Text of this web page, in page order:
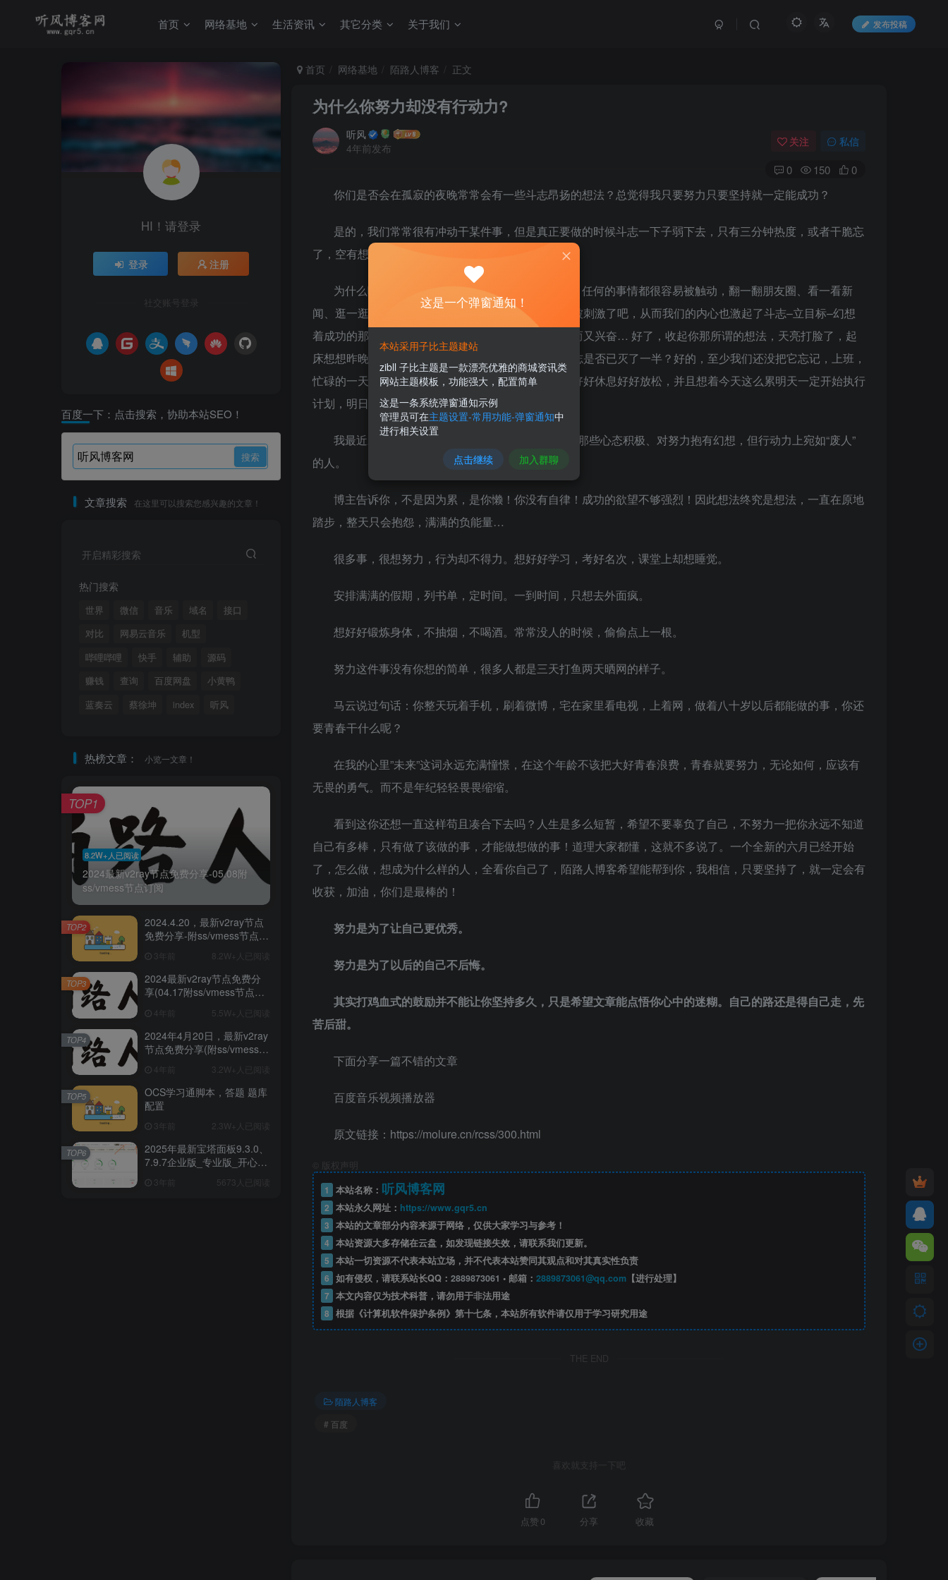
首页 网络基地 生活资讯 其它分类 关于我们 发布投稿
首页 网络基地 陌路人博客 正文
为什么你努力却没有行动力?
听风
4年前发布
关注 私信
0 150 0
你们是否会在孤寂的夜晚常常会有一些斗志昂扬的想法？总觉得我只要努力只要坚持就一定能成功？
是的，我们常常很有冲动干某件事，但是真正要做的时候斗志一下子弱下去，只有三分钟热度，或者干脆忘
了，空有想法，没什么行动力。
为什么呢？首先在晚上我们的思维是比较感性的，任何的事情都很容易被触动，翻一翻朋友圈、看一看新
闻、逛一逛微博，看到人家通过努力而有的一些成就被刺激了吧，从而我们的内心也激起了斗志–立目标–幻想
着成功的那一天，怀揣着激情澎湃的想法入睡，安稳而又兴奋… 好了，收起你那所谓的想法，天亮打脸了，起
床想想昨晚立的目标，是否感觉心有余而力不足？斗志是否已灭了一半？好的，至少我们还没把它忘记，上班，
忙碌的一天，拖着疲惫的身子回家，此刻的我们只想好好休息好好放松，并且想着今天这么累明天一定开始执行
计划，明日复明日，明日何其多？
我最近才听到“积极废人”这个网络词条。大意是说那些心态积极、对努力抱有幻想，但行动力上宛如“废人”
的人。
博主告诉你，不是因为累，是你懒！你没有自律！成功的欲望不够强烈！因此想法终究是想法，一直在原地
踏步，整天只会抱怨，满满的负能量…
很多事，很想努力，行为却不得力。想好好学习，考好名次，课堂上却想睡觉。
安排满满的假期，列书单，定时间。一到时间，只想去外面疯。
想好好锻炼身体，不抽烟，不喝酒。常常没人的时候，偷偷点上一根。
努力这件事没有你想的简单，很多人都是三天打鱼两天晒网的样子。
马云说过句话：你整天玩着手机，刷着微博，宅在家里看电视，上着网，做着八十岁以后都能做的事，你还
要青春干什么呢？
在我的心里”未来”这词永远充满憧憬，在这个年龄不该把大好青春浪费，青春就要努力，无论如何，应该有
无畏的勇气。而不是年纪轻轻畏畏缩缩。
看到这你还想一直这样苟且凑合下去吗？人生是多么短暂，希望不要辜负了自己，不努力一把你永远不知道
自己有多棒，只有做了该做的事，才能做想做的事！道理大家都懂，这就不多说了。一个全新的六月已经开始
了，怎么做，想成为什么样的人，全看你自己了，陌路人博客希望能帮到你，我相信，只要坚持了，就一定会有
收获，加油，你们是最棒的！
努力是为了让自己更优秀。
努力是为了以后的自己不后悔。
其实打鸡血式的鼓励并不能让你坚持多久，只是希望文章能点悟你心中的迷糊。自己的路还是得自己走，先
苦后甜。
下面分享一篇不错的文章
百度音乐视频播放器
原文链接：https://molure.cn/rcss/300.html
版权声明
1
本站名称： 听风博客网
2 本站永久网址： https://www.gqr5.cn
3 本站的文章部分内容来源于网络，仅供大家学习与参考！
4 本站资源大多存储在云盘，如发现链接失效，请联系我们更新。
5 本站一切资源不代表本站立场，并不代表本站赞同其观点和对其真实性负责
6 如有侵权，请联系站长QQ： 2889873061 • 邮箱： 2889873061@qq.com【进行处理】
7 本文内容仅为技术科普，请勿用于非法用途
8 根据《计算机软件保护条例》第十七条，本站所有软件请仅用于学习研究用途
THE END
陌路人博客
# 百度
喜欢就支持一下吧
点赞 0 分享 收藏
HI！请登录
登录 注册
社交账号登录
百度一下：点击搜索，协助本站SEO！
文章搜索 在这里可以搜索您感兴趣的文章！
开启精彩搜索
热门搜索
世界 微信 音乐 域名
接口
对比
网易云音乐
机型
哔哩哔哩
快手 辅助
源码
赚钱
查询 百度网盘
小黄鸭
蓝奏云
蔡徐坤 index 听风
热榜文章： 小览一文章！
8.2W+人已阅读
2024最新v2ray节点免费分享-05.08附
ss/vmess节点订阅
TOP1
2024.4.20，最新v2ray节点
免费分享-附ss/vmess节点订
3年前 8.2W+人已阅读
TOP2
2024最新v2ray节点免费分
享(04.17附ss/vmess节点订
4年前 5.5W+人已阅读
TOP3
2024年4月20日，最新v2ray
节点免费分享(附ss/vmess节
4年前 3.2W+人已阅读
TOP4
OCS学习通脚本，答题 题库
配置
3年前 2.3W+人已阅读
TOP5
2025年最新宝塔面板9.3.0、
7.9.7企业版_专业版_开心破
3年前 5673人已阅读
TOP6
这是一个弹窗通知！
本站采用子比主题建站
zibll 子比主题是一款漂亮优雅的商城资讯类
网站主题模板，功能强大，配置简单
这是一条系统弹窗通知示例
管理员可在主题设置-常用功能-弹窗通知中
进行相关设置
点击继续 加入群聊